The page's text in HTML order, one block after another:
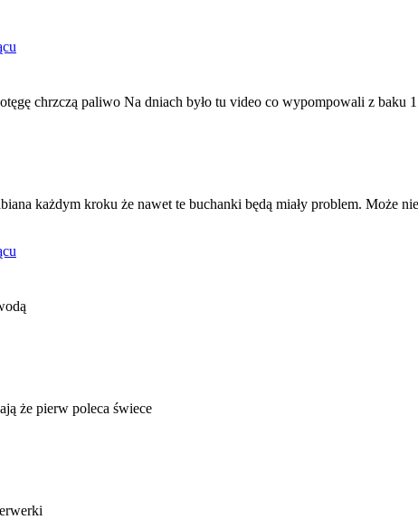
chrzczą paliwo Na dniach było tu video co wypompowali z baku
każdym kroku że nawet te buchanki będą miały problem. Może
że pierw poleca świece